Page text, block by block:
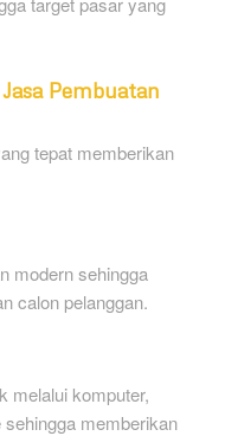
Pembuatan
tepat memberikan
modern sehingga
calon pelanggan.
melalui komputer,
memberikan